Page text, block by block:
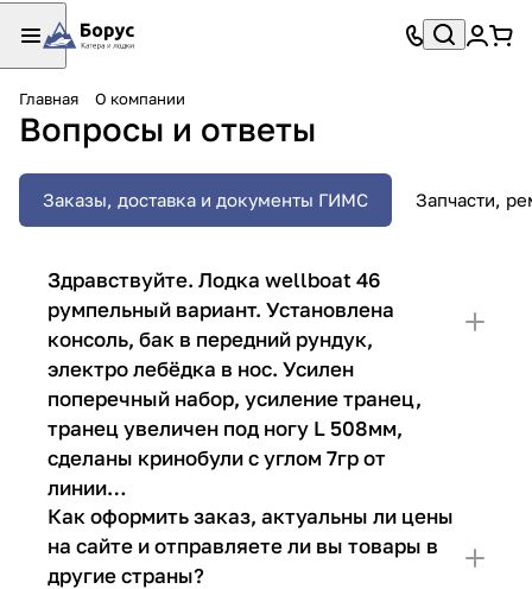
Главная О компании
Вопросы и ответы
Заказы, доставка и документы ГИМС Запчасти,
Здравствуйте. Лодка wellboat 46
румпельный вариант. Установлена
консоль, бак в передний рундук,
электро лебёдка в нос. Усилен
поперечный набор, усиление транец,
транец увеличен под ногу L 508мм,
сделаны кринобули с углом 7гр от
линии…
Как оформить заказ, актуальны ли цены
на сайте и отправляете ли вы товары в
другие страны?